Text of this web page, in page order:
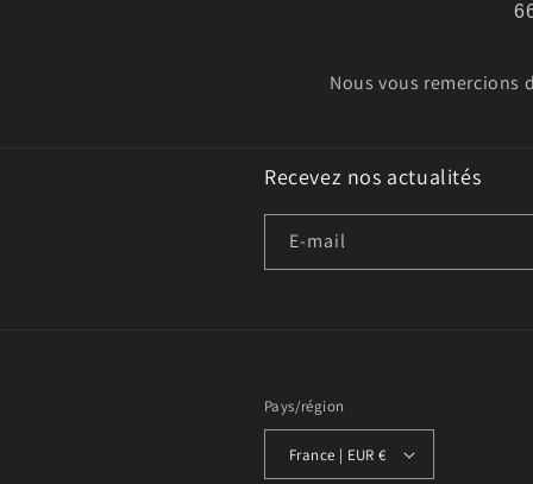
Nous vous remercions
Recevez nos actualités
E-mail
Pays/région
France | EUR €